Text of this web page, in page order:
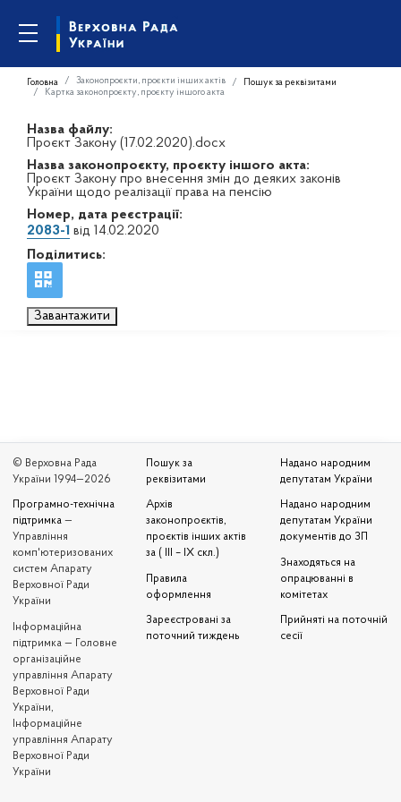
Головна Законопроєкти, проєкти інших актів
Пошук за реквізитами
Картка законопроєкту, проєкту іншого акта
Назва файлу:
Проєкт Закону (17.02.2020).docx
Назва законопроєкту, проєкту іншого акта:
Проєкт Закону про внесення змін до деяких законів
України щодо реалізації права на пенсію
Номер, дата реєстрації:
2083-1 від 14.02.2020
Поділитись:
Завантажити
© Верховна Рада
України 1994—2026
Програмно-технічна
підтримка —
Управління
комп'ютеризованих
систем Апарату
Верховної Ради
України
Iнформаційна
підтримка — Головне
організаційне
управління Апарату
Верховної Ради
України,
Інформаційне
управління Апарату
Верховної Ради
України
Пошук за
реквізитами
Архів
законопроєктів,
проєктів інших актів
за ( III – IX скл.)
Правила
оформлення
Зареєстровані за
поточний тиждень
Надано народним
депутатам України
Надано народним
депутатам України
документів до ЗП
Знаходяться на
опрацюванні в
комітетах
Прийняті на поточній
сесії